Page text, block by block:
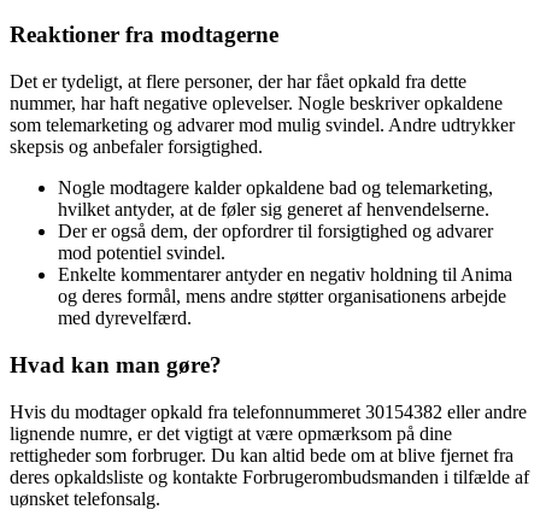
Reaktioner fra modtagerne
Det er tydeligt, at flere personer, der har fået opkald fra dette
nummer, har haft negative oplevelser. Nogle beskriver opkaldene
som telemarketing og advarer mod mulig svindel. Andre udtrykker
skepsis og anbefaler forsigtighed.
Nogle modtagere kalder opkaldene bad og telemarketing,
hvilket antyder, at de føler sig generet af henvendelserne.
Der er også dem, der opfordrer til forsigtighed og advarer
mod potentiel svindel.
Enkelte kommentarer antyder en negativ holdning til Anima
og deres formål, mens andre støtter organisationens arbejde
med dyrevelfærd.
Hvad kan man gøre?
Hvis du modtager opkald fra telefonnummeret 30154382 eller andre
lignende numre, er det vigtigt at være opmærksom på dine
rettigheder som forbruger. Du kan altid bede om at blive fjernet fra
deres opkaldsliste og kontakte Forbrugerombudsmanden i tilfælde af
uønsket telefonsalg.